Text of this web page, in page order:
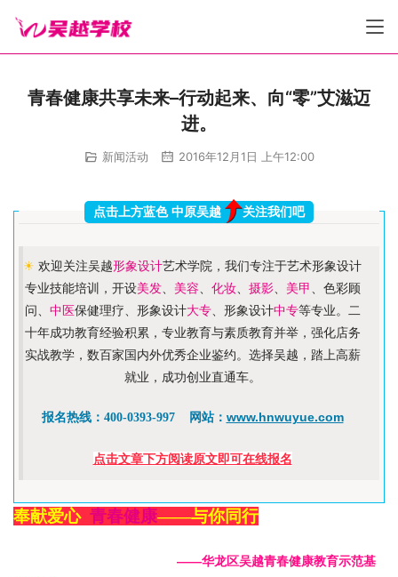
青春健康共享未来–行动起来、向“零”艾滋迈
进。
新闻活动 2016年12月1日 上午12:00
点击上方蓝色 中原吴越 关注我们吧
☀ 欢迎关注吴越形象设计艺术学院，我们专注于艺术形象设计
专业技能培训，开设美发、 美容 化妆、 摄影、 美甲 、色彩顾
问、 中医保健理疗、形象设计大专、形象设计中专等专业。二
十年成功教育经验积累，专业教育与素质教育并举，强化店务
实战教学，数百家国内外优秀企业鉴约。选择吴越，踏上高薪
就业，成功创业直通车。
报名热线：400-0393-997 网站： www.hnwuyue.com
点击文章下方阅读原文即可在线报名
奉献爱心 青春健康——与你同行
——华龙区吴越青春健康教育示范基